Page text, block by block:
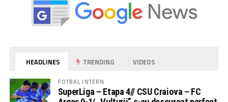
HEADLINES TRENDING VIDEOS
FOTBAL INTERN
SuperLiga – Etapa 4// CSU Craiova – FC